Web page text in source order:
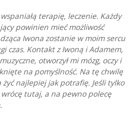
terapię, leczenie. Każdy
powinien mieć możliwość
Iwona zostanie w moim sercu
czas. Kontakt z Iwoną i Adamem,
otworzył mi mózg, oczy i
na pomyślność. Na tę chwilę
żyć najlepiej jak potrafię. Jeśli tylko
tutaj, a na pewno polecę